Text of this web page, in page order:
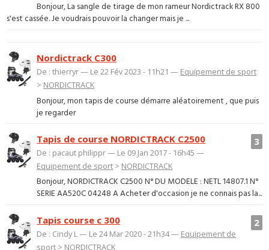
Bonjour, La sangle de tirage de mon rameur Nordictrack RX 800
s'est cassée. Je voudrais pouvoir la changer mais je ...
Nordictrack C300
De : thierryr — Le 22 Fév 2023 - 11h21 — Equipement de sport
> NORDICTRACK
Bonjour, mon tapis de course démarre aléatoirement , que puis
je regarder
3
Tapis de course NORDICTRACK C2500
De : pacaut philippr — Le 09 Jan 2017 - 16h45 —
Equipement de sport > NORDICTRACK
Bonjour, NORDICTRACK C2500 N° DU MODELE : NETL 14807.1 N°
SERIE AA520C 04248 A Acheter d'occasion je ne connais pas la...
2
Tapis course c 300
De : Cindy L — Le 24 Mar 2020 - 21h34 — Equipement de
sport > NORDICTRACK